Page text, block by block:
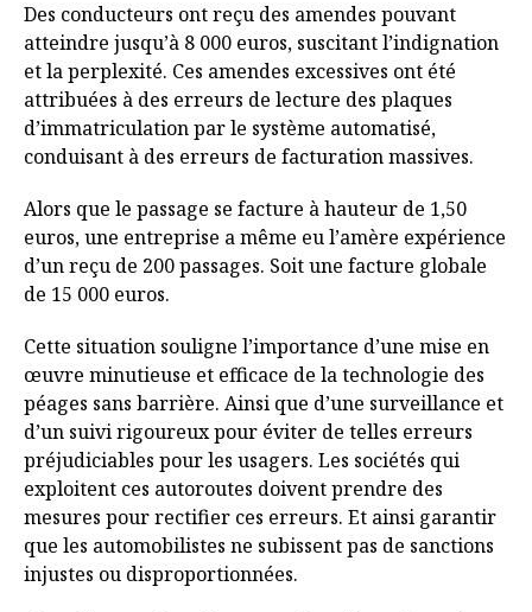
Des conducteurs ont reçu des amendes pouvant
atteindre jusqu’à 8 000 euros, suscitant l’indignation
et la perplexité. Ces amendes excessives ont été
attribuées à des erreurs de lecture des plaques
d’immatriculation par le système automatisé,
conduisant à des erreurs de facturation massives.
Alors que le passage se facture à hauteur de 1,50
euros, une entreprise a même eu l’amère expérience
d’un reçu de 200 passages. Soit une facture globale
de 15 000 euros.
Cette situation souligne l’importance d’une mise en
œuvre minutieuse et efficace de la technologie des
péages sans barrière. Ainsi que d’une surveillance et
d’un suivi rigoureux pour éviter de telles erreurs
préjudiciables pour les usagers. Les sociétés qui
exploitent ces autoroutes doivent prendre des
mesures pour rectifier ces erreurs. Et ainsi garantir
que les automobilistes ne subissent pas de sanctions
injustes ou disproportionnées.